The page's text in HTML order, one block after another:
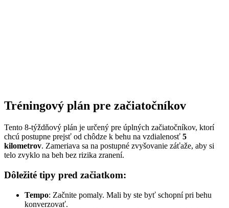
Tréningový plán pre začiatočníkov
Tento 8-týždňový plán je určený pre úplných začiatočníkov, ktorí
chcú postupne prejsť od chôdze k behu na vzdialenosť 5
kilometrov. Zameriava sa na postupné zvyšovanie záťaže, aby si
telo zvyklo na beh bez rizika zranení.
Dôležité tipy pred začiatkom:
Tempo: Začnite pomaly. Mali by ste byť schopní pri behu
konverzovať.